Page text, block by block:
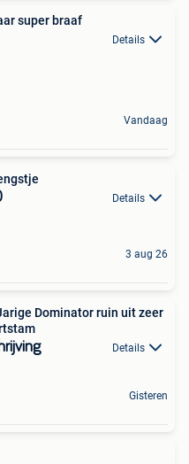
super braaf
Details
Vandaag
Details
3 aug 26
Dominator ruin uit zeer
Details
Gisteren